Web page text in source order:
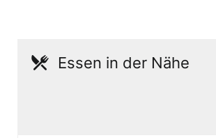
Essen in der Nähe